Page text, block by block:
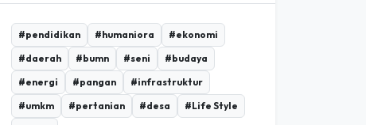
#daerah
#bumn #seni
#budaya
#energi
#pangan
#infrastruktur
#umkm
#pertanian #desa
#Life Style
#Sains